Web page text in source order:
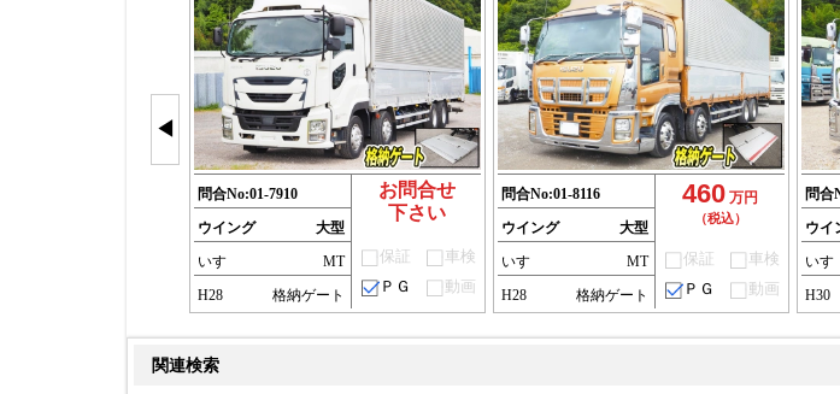
◀
問合No:01-7910
ウイング
大型
いすゞ
MT
H28
格納ゲート
お問合せ
下さい
保証
車検
ＰＧ
動画
問合No:01-8116
ウイング
大型
いすゞ
MT
H28
格納ゲート
460 万円
（税込）
保証
車検
ＰＧ
動画
問合
ウイ
いすゞ
H30
関連検索